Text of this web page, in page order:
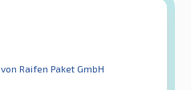
von Raifen Paket GmbH